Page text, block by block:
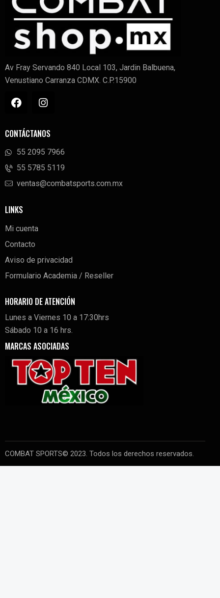
Av Fray Servando 840 Local 103, Jardin Balbuena,
Venustiano Carranza CDMX. C.P.15900
CONTÁCTANOS
55 2095 7966
‭55 5785 5119‬
ventas@combatsports.com.mx
LINKS
Mi cuenta
Contacto
Aviso de privacidad
Formulario Academia / Reseller
HORARIO DE ATENCIÓN
Lunes a Viernes 10 a 17:30hrs
Sábado 10 a 16 hrs.
MARCAS ASOCIADAS
COMBAT SPORTS© 2023. Todos los derechos reservados.